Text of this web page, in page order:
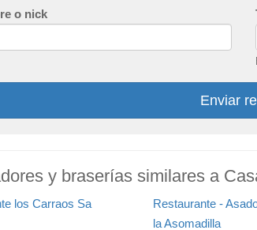
o nick
Enviar
y braserías similares a
los Carraos Sa Restaurante -
la Asomadilla